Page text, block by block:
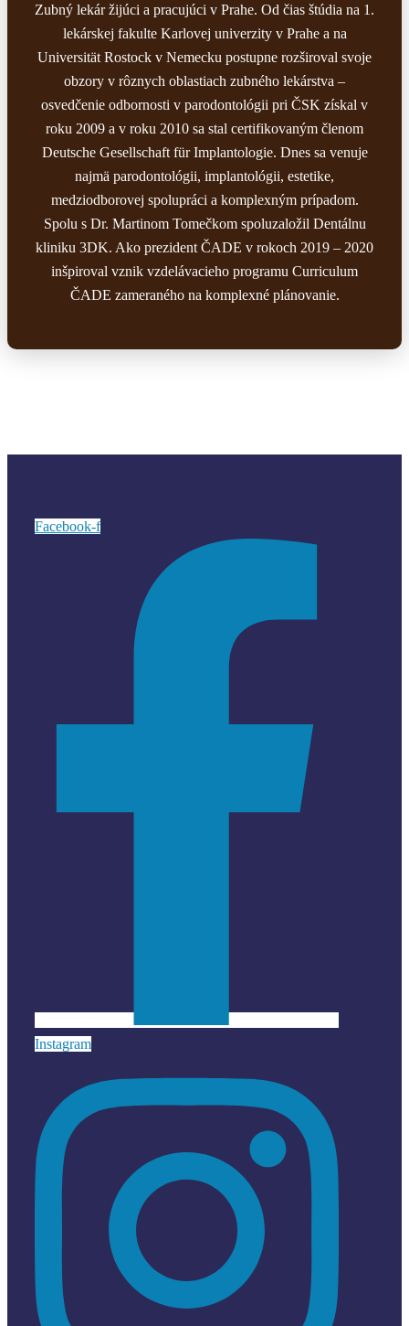
Zubný lekár žijúci a pracujúci v Prahe. Od čias štúdia na 1.
lekárskej fakulte Karlovej univerzity v Prahe a na
Universität Rostock v Nemecku postupne rozširoval svoje
obzory v rôznych oblastiach zubného lekárstva –
osvedčenie odbornosti v parodontológii pri ČSK získal v
roku 2009 a v roku 2010 sa stal certifikovaným členom
Deutsche Gesellschaft für Implantologie. Dnes sa venuje
najmä parodontológii, implantológii, estetike,
medziodborovej spolupráci a komplexným prípadom.
Spolu s Dr. Martinom Tomečkom spoluzaložil Dentálnu
kliniku 3DK. Ako prezident ČADE v rokoch 2019 – 2020
inšpiroval vznik vzdelávacieho programu Curriculum
ČADE zameraného na komplexné plánovanie.
Facebook-f
Instagram